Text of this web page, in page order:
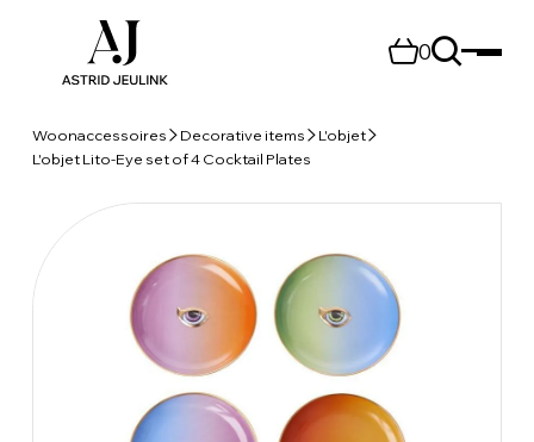
0
Woonaccessoires Decorative items
L'objet
L'objet Lito-Eye set of 4 Cocktail Plates